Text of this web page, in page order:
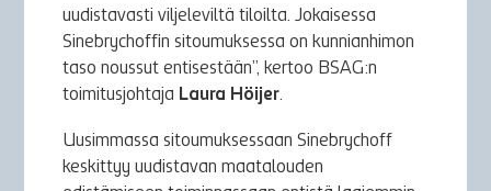
uudistavasti viljeleviltä tiloilta. Jokaisessa
Sinebrychoffin sitoumuksessa on kunnianhimon
taso noussut entisestään”, kertoo BSAG:n
toimitusjohtaja Laura Höijer.
Uusimmassa sitoumuksessaan Sinebrychoff
keskittyy uudistavan maatalouden